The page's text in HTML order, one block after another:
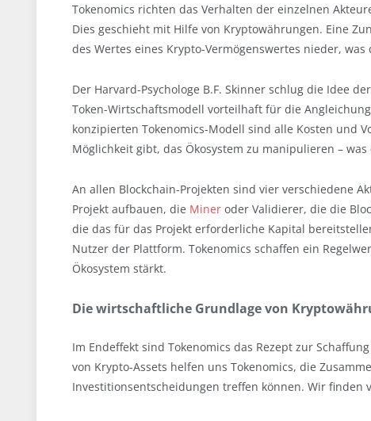
Tokenomics richten das Verhalten der einzelnen
Dies geschieht mit Hilfe von Kryptowährungen. Eine
des Wertes eines Krypto-Vermögenswertes nieder,
Der Harvard-Psychologe B.F. Skinner schlug die Idee
Token-Wirtschaftsmodell vorteilhaft für die
konzipierten Tokenomics-Modell sind alle Kosten und
Möglichkeit gibt, das Ökosystem zu manipulieren –
An allen Blockchain-Projekten sind vier verschiedene
Projekt aufbauen, die Miner oder Validierer, die die
die das für das Projekt erforderliche Kapital
Nutzer der Plattform. Tokenomics schaffen ein
Ökosystem stärkt.
Die wirtschaftliche Grundlage von
Im Endeffekt sind Tokenomics das Rezept zur
von Krypto-Assets helfen uns Tokenomics, die
Investitionsentscheidungen treffen können. Wir finden